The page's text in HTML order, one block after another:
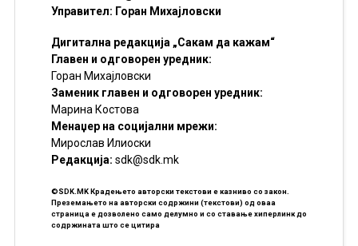
Управител: Горан Михајловски
Дигитална редакција „Сакам да кажам“
Главен и одговорен уредник:
Горан Михајловски
Заменик главен и одговорен уредник:
Марина Костова
Менаџер на социјални мрежи:
Мирослав Илиоски
Редакцијa: sdk@sdk.mk
©SDK.MK Крадењето авторски текстови е казниво со закон.
Преземањето на авторски содржини (текстови) од оваа
страница е дозволено само делумно и со ставање хиперлинк до
содржината што се цитира